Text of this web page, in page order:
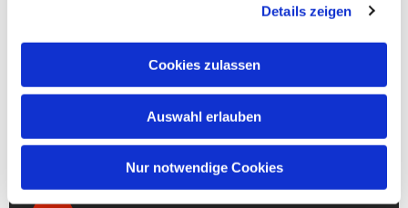
Details zeigen
Cookies zulassen
Auswahl erlauben
Nur notwendige Cookies
Die Kita
Die Kirchen